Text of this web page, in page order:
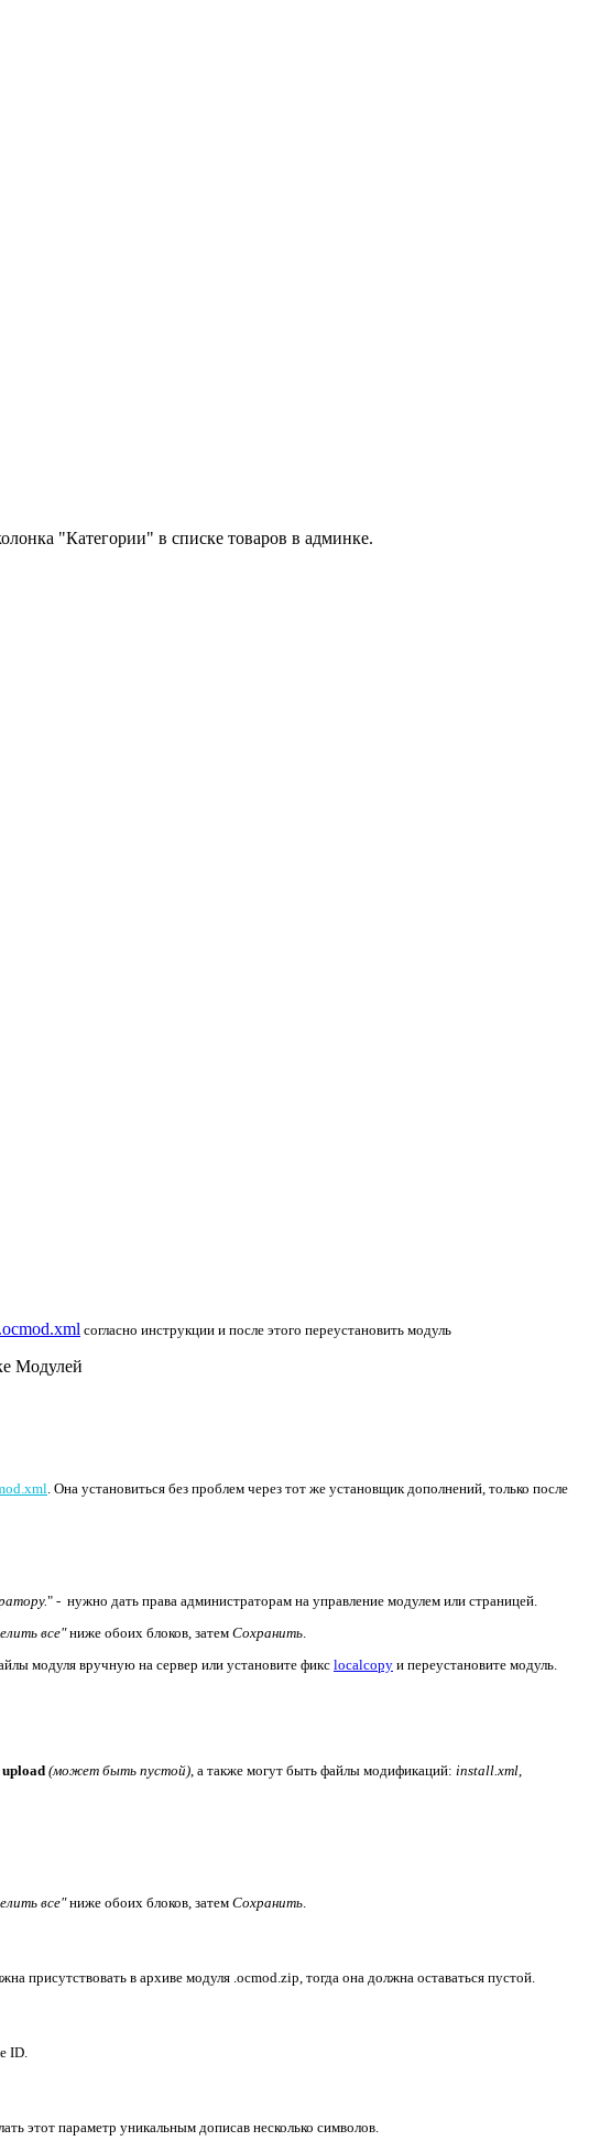
"Категории" в списке товаров в админке.
согласно инструкции и после этого переустановить модуль
Модулей
. Она установиться без проблем через тот же установщик дополнений, только после
" - нужно дать права администраторам на управление модулем или страницей.
все"ниже обоих блоков, затем Сохранить
модуля вручную на сервер или установите фикс localcopy и переустановите модуль.
upload (может быть пустой) , а также могут быть файлы модификаций: install.xml
все"ниже обоих блоков, затем Сохранить
присутствовать в архиве модуля .ocmod.zip, тогда она должна оставаться пустой.
ID.
этот параметр уникальным дописав несколько символов.